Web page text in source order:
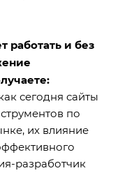
работать и без
сегодня сайты
по
их влияние
разработчик